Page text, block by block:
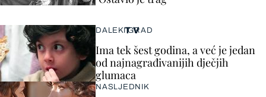
TV
DALEKI GRAD
Ima tek šest godina, a već je jedan
od najnagrađivanijih dječjih
glumaca
NASLJEDNIK